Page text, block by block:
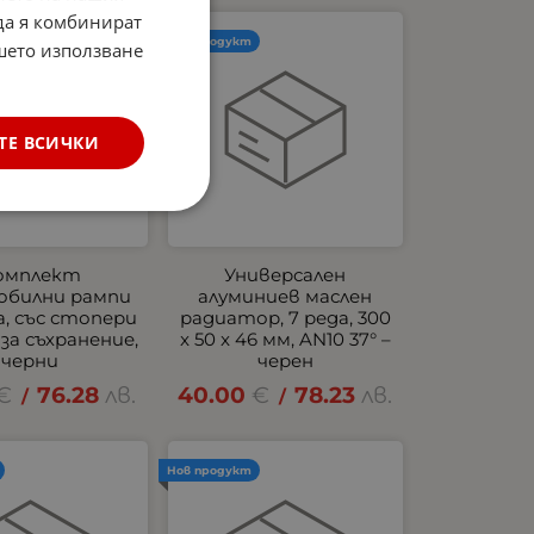
рампи
със стопери
съхранение,
черни
/ 76.28 лв.
Универсален
алуминиев маслен
радиатор, 7 реда, 300
x 50 x 46 мм, AN10 37° –
черен
40.00 € / 78.23 лв.
Нов продукт
Нов продукт
я комбинират
използване
ВСИЧКИ